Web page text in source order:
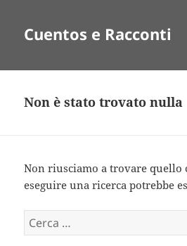
Cuentos e Racconti
Non è stato trovato nulla
Non riusciamo a trovare quello
eseguire una ricerca potrebbe
Ricerca
per: